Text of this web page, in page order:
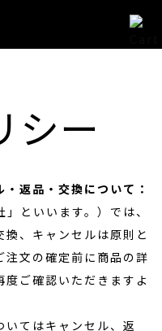
シー
返品・交換について：
といいます。）では、
、キャンセルは原則と
注文の確定前に商品の詳
ご確認いただきますよ
いてはキャンセル、返